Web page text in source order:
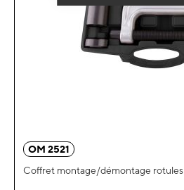
OM 2521
Coffret montage/démontage rotules